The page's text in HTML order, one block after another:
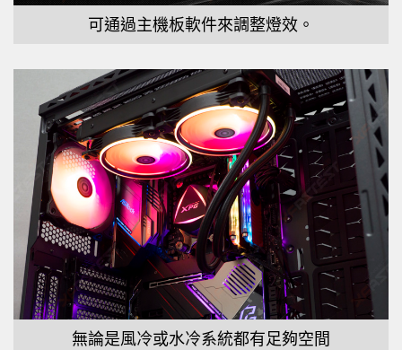
可通過主機板軟件來調整燈效。
無論是風冷或水冷系統都有足夠空間